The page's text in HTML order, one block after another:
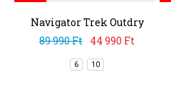
Navigator Trek Outdry
89 990 Ft 44 990 Ft
6 10